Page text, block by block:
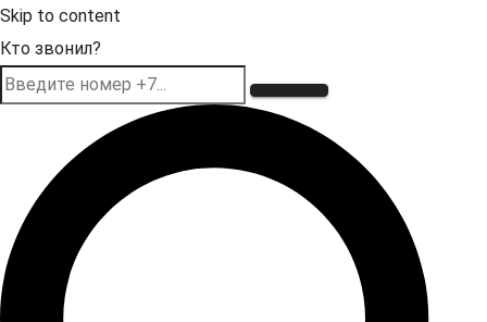
Skip to content
Кто звонил?